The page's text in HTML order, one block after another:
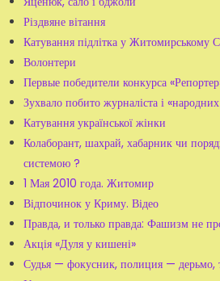
Різдвяне вітання
Катування підлітка у Житомирському
Волонтери
Первые победители конкурса
Зухвало побито журналіста і
Катування української жінки
Колаборант, шахрай, хабарник чи
системою ?
1 Мая 2010 года. Житомир
Відпочинок у Криму. Відео
Правда, и только правда: Фашизм не
Акція «Дуля у кишені»
Судья — фокусник, полиция —